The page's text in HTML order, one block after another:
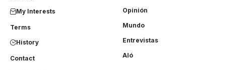
My Interests
Terms
History
Contact
Opinión
Mundo
Entrevistas
Aló